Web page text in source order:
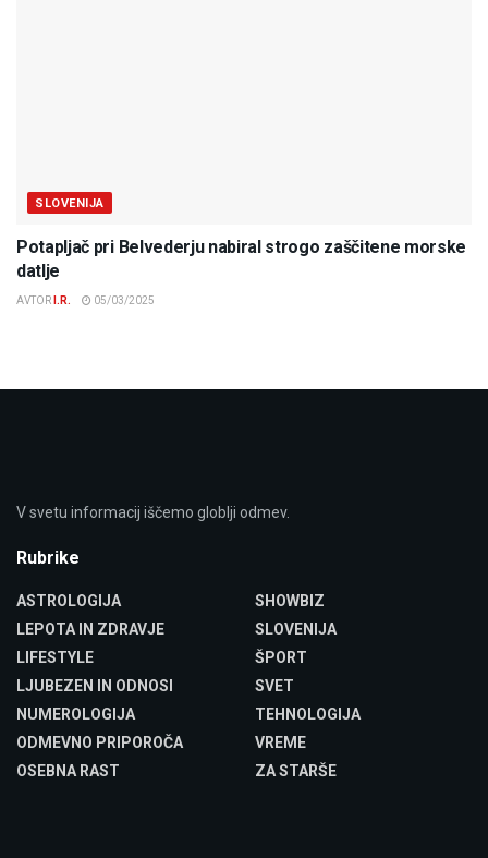
SLOVENIJA
Potapljač pri Belvederju nabiral strogo zaščitene morske
datlje
AVTOR I.R. 05/03/2025
V svetu informacij iščemo globlji odmev.
Rubrike
ASTROLOGIJA
LEPOTA IN ZDRAVJE
LIFESTYLE
LJUBEZEN IN ODNOSI
NUMEROLOGIJA
ODMEVNO PRIPOROČA
OSEBNA RAST
SHOWBIZ
SLOVENIJA
ŠPORT
SVET
TEHNOLOGIJA
VREME
ZA STARŠE